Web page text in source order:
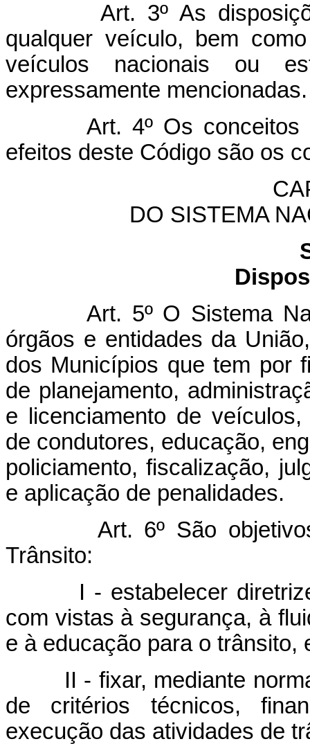
Art. 3º As disposições
qualquer veículo, bem
veículos nacionais ou
expressamente mencionadas.
Art. 4º Os conceitos e
efeitos deste Código são os
DO SISTEMA
Art. 5º O Sistema
órgãos e entidades da
dos Municípios que tem por
de planejamento,
e licenciamento de
de condutores, educação,
policiamento, fiscalização,
e aplicação de penalidades.
Art. 6º São objetivos
Trânsito:
I - estabelecer diretrizes
com vistas à segurança, à
e à educação para o trânsito,
II - fixar, mediante
de critérios técnicos,
execução das atividades de